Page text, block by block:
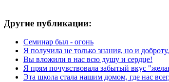
Другие публикации:
Семинар был - огонь
Я получила не только знания, но и
Вы вложили в нас всю душу и сердце!
Я прям почувствовала забытый вкус
Эта школа стала нашим домом, где нас